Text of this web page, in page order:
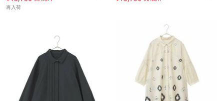
再入荷